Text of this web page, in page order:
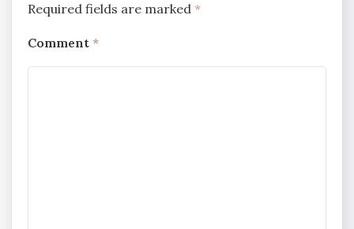
Required fields are marked *
Comment *